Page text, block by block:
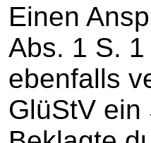
Einen
Abs. 1 S.
ebenfalls
GlüStV